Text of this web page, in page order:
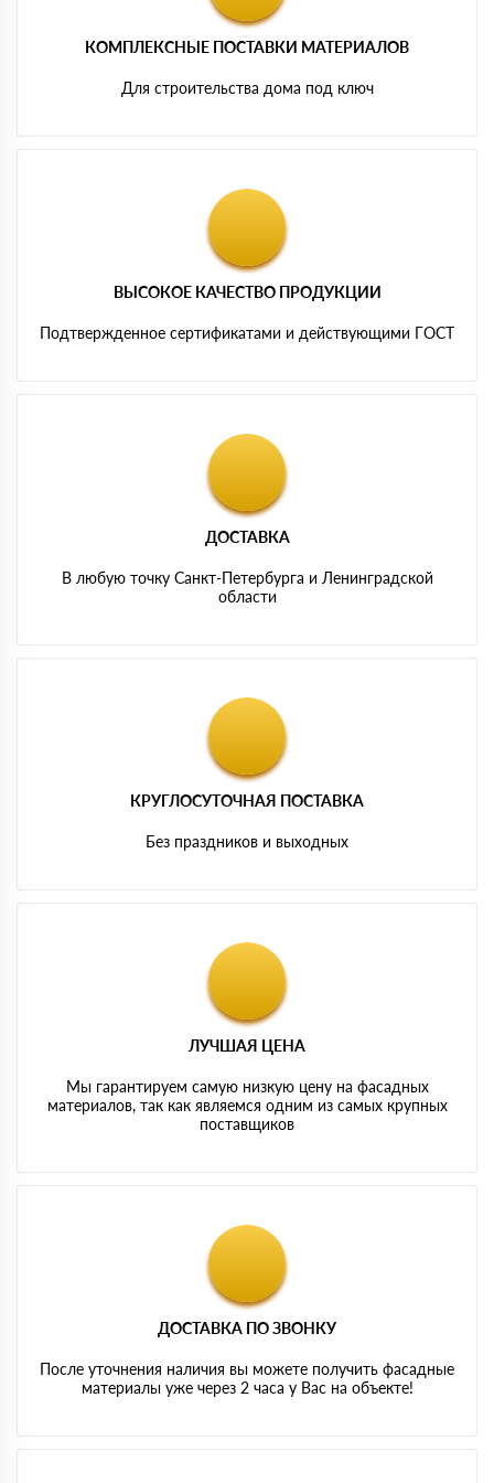
КОМПЛЕКСНЫЕ ПОСТАВКИ МАТЕРИАЛОВ
Для строительства дома под ключ
ВЫСОКОЕ КАЧЕСТВО ПРОДУКЦИИ
Подтвержденное сертификатами и действующими ГОСТ
ДОСТАВКА
В любую точку Санкт-Петербурга и Ленинградской
области
КРУГЛОСУТОЧНАЯ ПОСТАВКА
Без праздников и выходных
ЛУЧШАЯ ЦЕНА
Мы гарантируем самую низкую цену на фасадных
материалов, так как являемся одним из самых крупных
поставщиков
ДОСТАВКА ПО ЗВОНКУ
После уточнения наличия вы можете получить фасадные
материалы уже через 2 часа у Вас на объекте!